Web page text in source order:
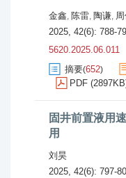
金鑫, 陈雷, 陶谦,
2025, 42(6): 788-
5620.2025.06.011
摘要(652)
PDF
固井前置液用
用
刘昊
2025, 42(6): 797-